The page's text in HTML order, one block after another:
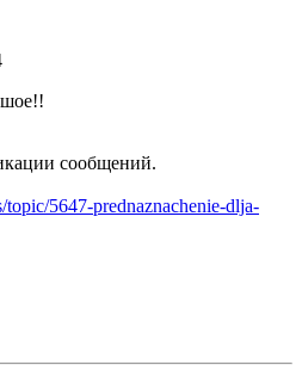
сообщений.
5647-prednaznachenie-dlja-